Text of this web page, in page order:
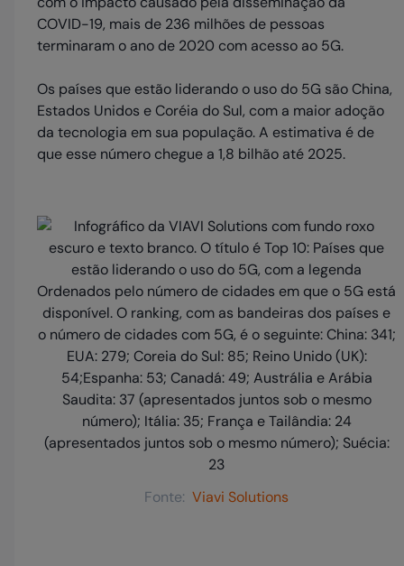
COVID-19, mais de 236 milhões de pessoas
terminaram o ano de 2020 com acesso ao 5G.
Os países que estão liderando o uso do 5G são China,
Estados Unidos e Coréia do Sul, com a maior adoção
da tecnologia em sua população. A estimativa é de
que esse número chegue a 1,8 bilhão até 2025.
Fonte: Viavi Solutions